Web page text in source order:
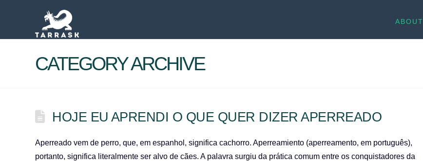
ABOUT
CATEGORY ARCHIVE
HOJE EU APRENDI O QUE QUER DIZER APERREADO
Aperreado vem de perro, que, em espanhol, significa cachorro. Aperreamiento (aperreamento, em português),
portanto, significa literalmente ser alvo de cães. A palavra surgiu da prática comum entre os conquistadores da